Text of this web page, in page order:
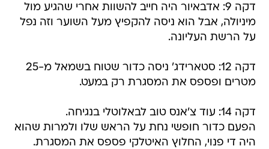
דקה 9: אדבאיור היה חייב להשוות אחרי שהגיע מול
מיניולה, אבל הוא ניסה להקפיץ מעל השוער וזה נפל
על הרשת העליונה.
דקה 12: סטארידג' ניסה כדור שטוח בשמאל מ-25
מטרים ופספס את המסגרת רק במעט.
דקה 14: עוד צ'אנס טוב לבאלוטלי בנגיחה.
הפעם כדור חופשי נחת על הראש שלו ולמרות שהוא
היה די פנוי, החלוץ האיטלקי פספס את המסגרת.